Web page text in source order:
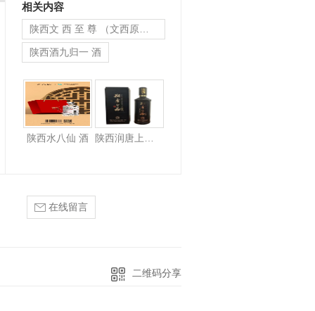
相关内容
陕西文 西 至 尊 （文西原浆酒）
陕西酒九归一 酒
陕西水八仙 酒
在线留言
二维码分享